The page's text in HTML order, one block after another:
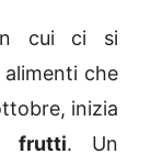
in cui ci si
alimenti che
inizia
frutti. Un